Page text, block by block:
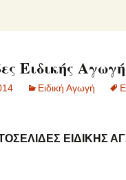
Ειδικής
Ειδική Αγωγή
ΕΙΔΙΚΗΣ